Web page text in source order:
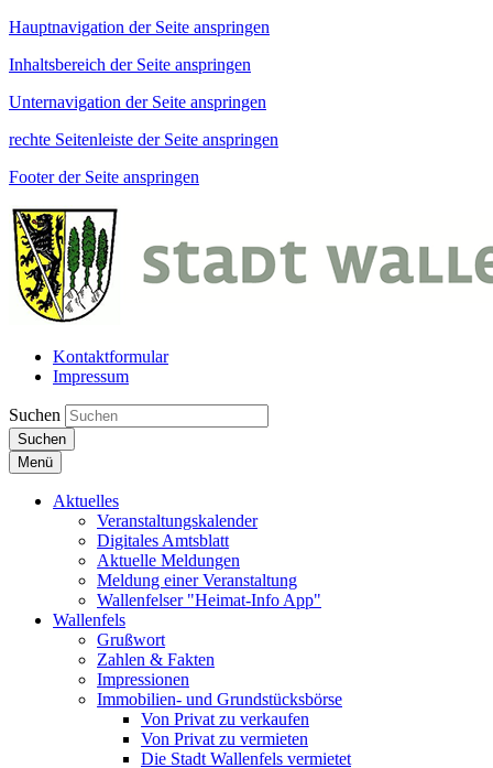
Hauptnavigation der Seite anspringen
Inhaltsbereich der Seite anspringen
Unternavigation der Seite anspringen
rechte Seitenleiste der Seite anspringen
Footer der Seite anspringen
Kontaktformular
Impressum
Suchen
Suchen
Menü
Aktuelles
Veranstaltungskalender
Digitales Amtsblatt
Aktuelle Meldungen
Meldung einer Veranstaltung
Wallenfelser "Heimat-Info App"
Wallenfels
Grußwort
Zahlen & Fakten
Impressionen
Immobilien- und Grundstücksbörse
Von Privat zu verkaufen
Von Privat zu vermieten
Die Stadt Wallenfels vermietet